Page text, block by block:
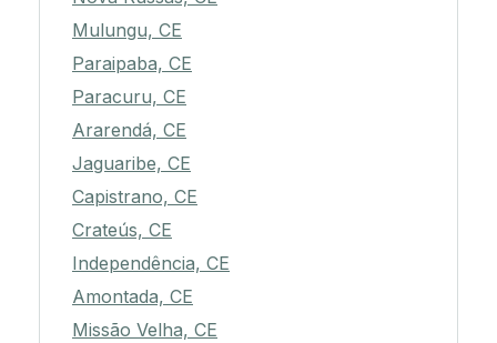
Mulungu, CE
Paraipaba, CE
Paracuru, CE
Ararendá, CE
Jaguaribe, CE
Capistrano, CE
Crateús, CE
Independência, CE
Amontada, CE
Missão Velha, CE